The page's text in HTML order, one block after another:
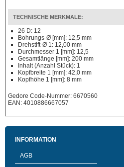
TECHNISCHE MERKMALE:
26 D: 12
Bohrungs-Ø [mm]: 12,5 mm
Drehstift-Ø 1: 12,00 mm
Durchmesser 1 [mm]: 12,5
Gesamtlänge [mm]: 200 mm
Inhalt (Anzahl Stück): 1
Kopfbreite 1 [mm]: 42,0 mm
Kopfhöhe 1 [mm]: 8 mm
Gedore Code-Nummer: 6670560
EAN: 4010886667057
INFORMATION
AGB